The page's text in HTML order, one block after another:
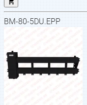
BM-80-5DU.EPP